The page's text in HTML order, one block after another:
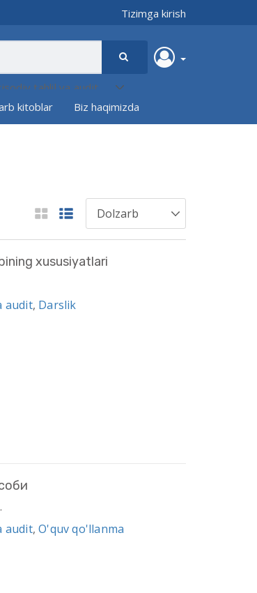
Tizimga kirish
kitoblar Biz haqimizda
xususiyatlari
audit, Darslik
audit,O'quv qo'llanma